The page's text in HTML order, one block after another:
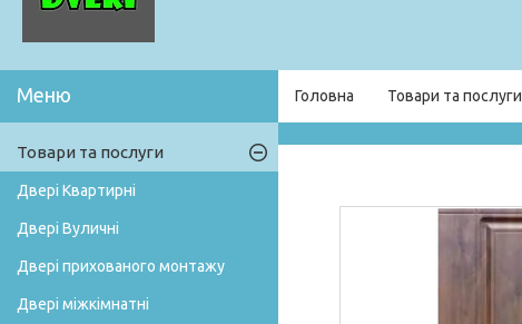
Головна Товари та послуги
Товари та послуги
Двері Квартирні
Двері Вуличні
Двері прихованого монтажу
Двері міжкімнатні